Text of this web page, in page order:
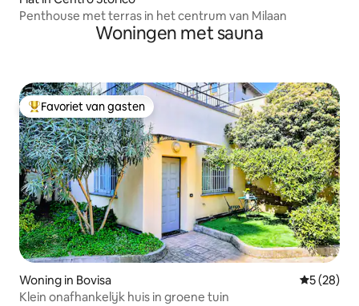
Penthouse met terras in het centrum van Milaan
Woningen met sauna
Topfavoriet van gasten
Favoriet van gasten
Woning in Bovisa
5 (28)
Klein onafhankelijk huis in groene tuin